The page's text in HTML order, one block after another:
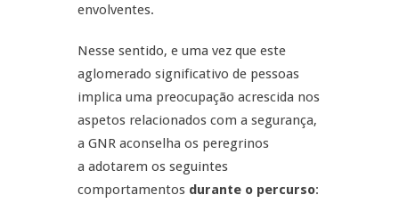
envolventes.
Nesse sentido, e uma vez que este
aglomerado significativo de pessoas
implica uma preocupação acrescida nos
aspetos relacionados com a segurança,
a GNR aconselha os peregrinos
a adotarem os seguintes
comportamentosdurante o percurso: